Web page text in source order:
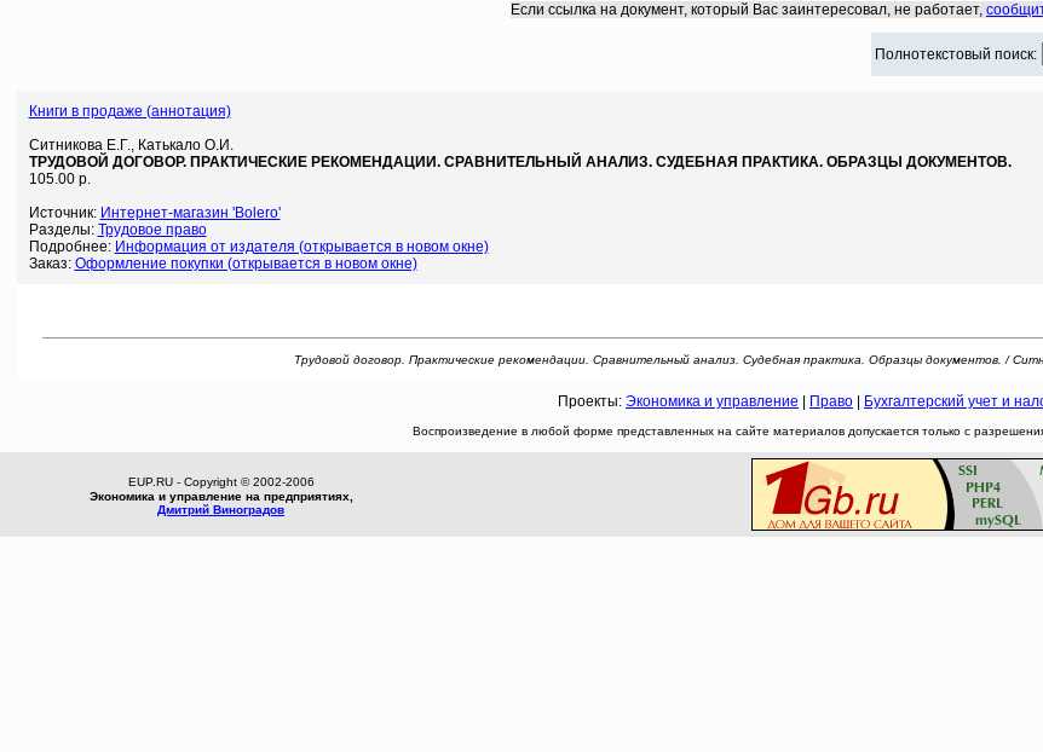
Если ссылка на документ, который Вас заинтересовал, не работает,
Полнотекстовый поиск:
Книги в продаже (аннотация)
Ситникова Е.Г., Катькало О.И.
ТРУДОВОЙ ДОГОВОР. ПРАКТИЧЕСКИЕ РЕКОМЕНДАЦИИ. СРАВНИТЕЛЬНЫЙ АНАЛИЗ. СУДЕБНАЯ ПРАКТИКА. ОБРАЗЦЫ ДОКУМЕНТОВ.
105.00 р.
Источник: Интернет-магазин 'Bolero'
Разделы: Трудовое право
Подробнее: Информация от издателя (открывается в новом окне)
Заказ: Оформление покупки (открывается в новом окне)
Трудовой договор. Практические рекомендации. Сравнительный анализ. Судебная практика. Образцы документов. /
Проекты: Экономика и управление Право Бухгалтерский учет и
Воспроизведение в любой форме представленных на сайте материалов допускается только с
EUP.RU - Copyright © 2002-2006
Экономика и управление на предприятиях,
Дмитрий Виноградов